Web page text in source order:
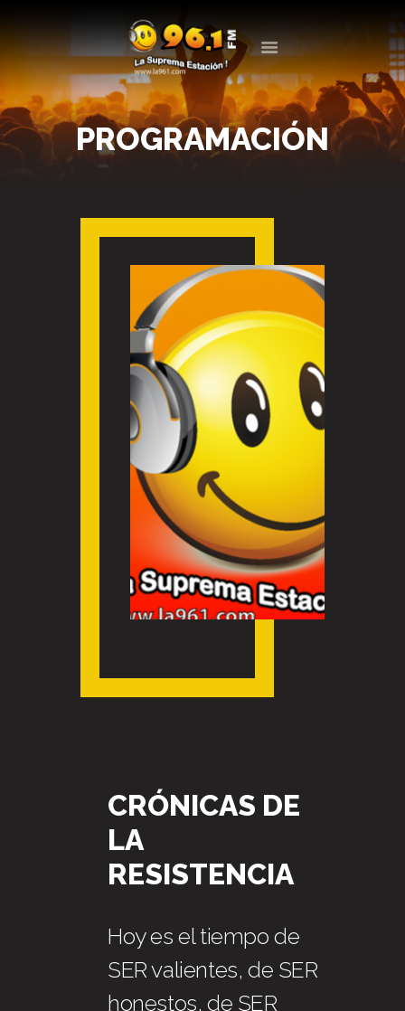
PROGRAMACIÓN
LA 961
LA SUPREMA ESTACIÓN
LA RADIO
BLOG
CONTACTO
CRÓNICAS DE
LA
RESISTENCIA
Hoy es el tiempo de
SER valientes, de SER
honestos, de SER